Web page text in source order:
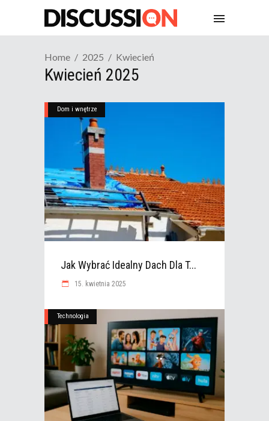
Home 2025 Kwiecień
Kwiecień 2025
Dom i wnętrze
Jak Wybrać Idealny Dach Dla T...
15. kwietnia 2025
Technologia